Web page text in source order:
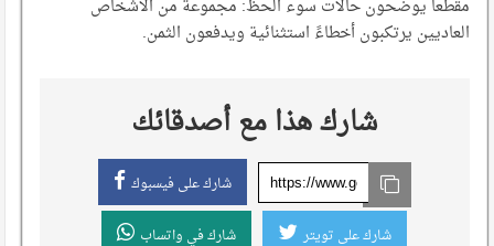
مقطعاً يوضحون حالات سوء الحظ: مجموعة من الأشخاص
العاديين يرتكبون أخطاءً استثنائية ويدفعون الثمن.
شارك هذا مع أصدقائك
شارك على فيسبوك
شارك على تويتر شارك في واتساب